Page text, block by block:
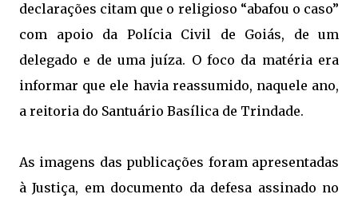
declarações citam que o religioso “abafou o caso”
com apoio da Polícia Civil de Goiás, de um
delegado e de uma juíza. O foco da matéria era
informar que ele havia reassumido, naquele ano,
a reitoria do Santuário Basílica de Trindade.
As imagens das publicações foram apresentadas
à Justiça, em documento da defesa assinado no